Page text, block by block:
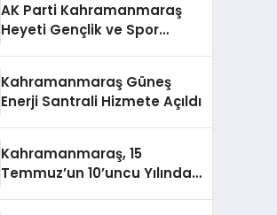
AK Parti Kahramanmaraş
Heyeti Gençlik ve Spor
Kahramanmaraş Güneş
Enerji Santrali Hizmete Açıldı
Kahramanmaraş, 15
Temmuz’un 10’uncu Yılında